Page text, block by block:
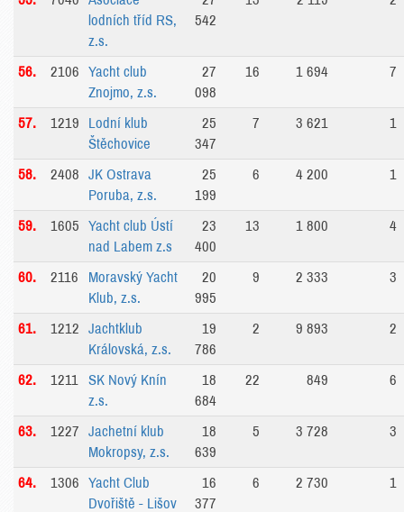
lodních tříd RS,
z.s.
542
56. 2106
Yacht club
Znojmo, z.s.
27
098
16 1 694 7
57. 1219
Lodní klub
Štěchovice
25
347
7 3 621 1
58. 2408
JK Ostrava
Poruba, z.s.
25
199
6 4 200 1
59. 1605
Yacht club Ústí
nad Labem z.s
23
400
13 1 800 4
60. 2116
Moravský Yacht
Klub, z.s.
20
995
9 2 333 3
61. 1212
Jachtklub
Královská, z.s.
19
786
2 9 893 2
62. 1211
SK Nový Knín
z.s.
18
684
22 849 6
63. 1227
Jachetní klub
Mokropsy, z.s.
18
639
5 3 728 3
64. 1306
Yacht Club
Dvořiště - Lišov
16
377
6 2 730 1